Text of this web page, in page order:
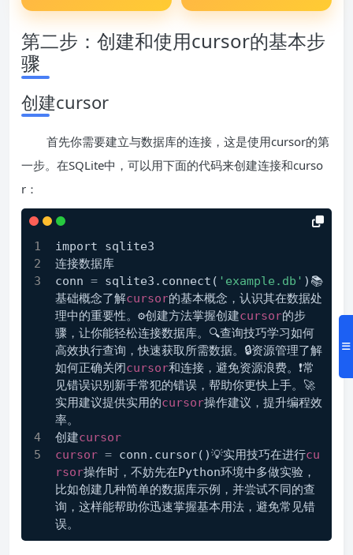
第二步：创建和使用cursor的基本步
骤
创建cursor
首先你需要建立与数据库的连接，这是使用cursor的第
一步。在SQLite中，可以用下面的代码来创建连接和curso
r：
import sqlite3
连接数据库
conn = sqlite3.connect( 'example.db' )📚
基础概念了解cursor的基本概念，认识其在数据处
理中的重要性。⚙️创建方法掌握创建cursor的步
骤，让你能轻松连接数据库。🔍查询技巧学习如何
高效执行查询，快速获取所需数据。🔒资源管理了解
如何正确关闭cursor和连接，避免资源浪费。❗常
见错误识别新手常犯的错误，帮助你更快上手。🚀
实用建议提供实用的cursor操作建议，提升编程效
率。
创建cursor
cursor = conn.cursor()💡实用技巧在进行cu
rsor操作时，不妨先在Python环境中多做实验，
比如创建几种简单的数据库示例，并尝试不同的查
询，这样能帮助你迅速掌握基本用法，避免常见错
误。